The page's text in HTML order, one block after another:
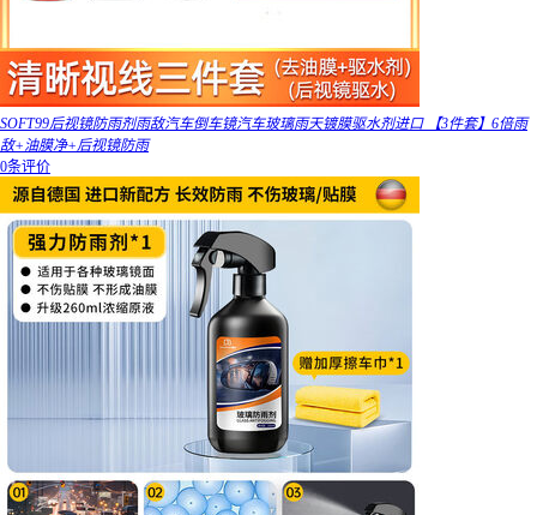
SOFT99后视镜防雨剂雨敌汽车倒车镜汽车玻璃雨天镀膜驱水剂进口 【3件套】6倍雨
敌+油膜净+后视镜防雨
0条评价